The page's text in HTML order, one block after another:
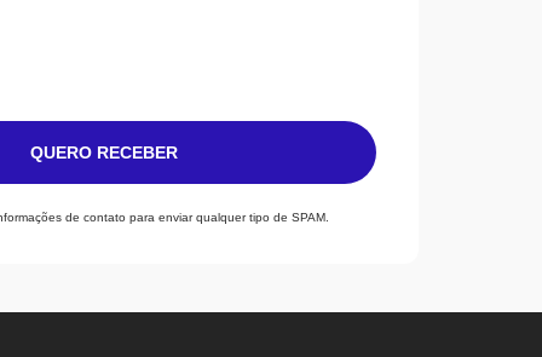
QUERO RECEBER
de contato para enviar qualquer tipo de SPAM.